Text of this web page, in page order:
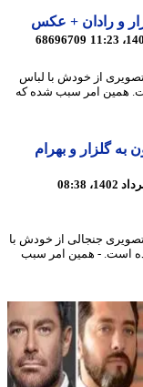
رادان + عکس
68696709
از خودش با لباس
امر سبب شده که
و بهرام
جنجالی از خودش با
- همین امر سبب